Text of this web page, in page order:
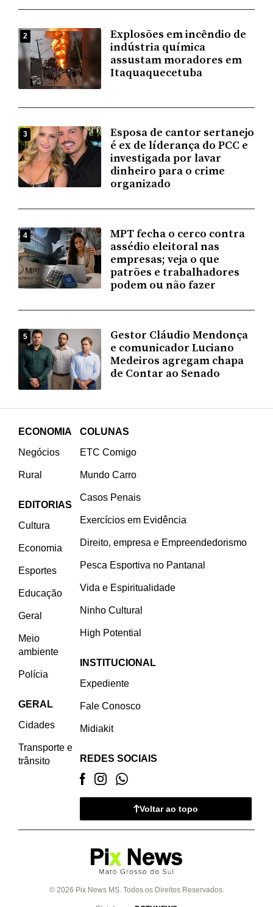
2
Explosões em incêndio de
indústria química
assustam moradores em
Itaquaquecetuba
3
Esposa de cantor sertanejo
é ex de líderança do PCC e
investigada por lavar
dinheiro para o crime
organizado
4
MPT fecha o cerco contra
assédio eleitoral nas
empresas; veja o que
patrões e trabalhadores
podem ou não fazer
5
Gestor Cláudio Mendonça
e comunicador Luciano
Medeiros agregam chapa
de Contar ao Senado
ECONOMIA
Negócios
Rural
EDITORIAS
Cultura
Economia
Esportes
Educação
Geral
Meio
ambiente
Polícia
GERAL
Cidades
Transporte e
trânsito
COLUNAS
ETC Comigo
Mundo Carro
Casos Penais
Exercícios em Evidência
Direito, empresa e Empreendedorismo
Pesca Esportiva no Pantanal
Vida e Espiritualidade
Ninho Cultural
High Potential
INSTITUCIONAL
Expediente
Fale Conosco
Midiakit
REDES SOCIAIS
Voltar ao topo
© 2026 Pix News MS. Todos os Direitos Reservados.